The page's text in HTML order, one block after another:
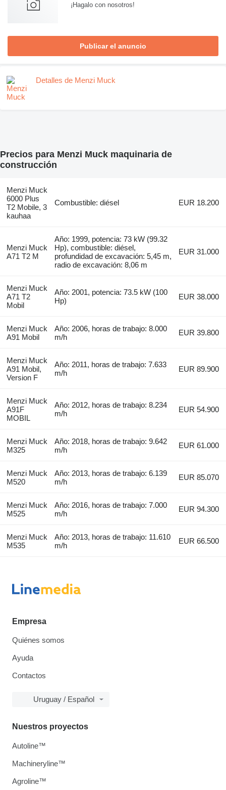
¡Hagalo con nosotros!
Publicar el anuncio
Detalles de Menzi Muck
Precios para Menzi Muck maquinaria de
construcción
Menzi Muck
6000 Plus
T2 Mobile, 3
kauhaa
Combustible: diésel EUR 18.200
Menzi Muck
A71 T2 M
Año: 1999, potencia: 73 kW (99.32
Hp), combustible: diésel,
profundidad de excavación: 5,45 m,
radio de excavación: 8,06 m
EUR 31.000
Menzi Muck
A71 T2
Mobil
Año: 2001, potencia: 73.5 kW (100
Hp)
EUR 38.000
Menzi Muck
A91 Mobil
Año: 2006, horas de trabajo: 8.000
m/h
EUR 39.800
Menzi Muck
A91 Mobil,
Version F
Año: 2011, horas de trabajo: 7.633
m/h
EUR 89.900
Menzi Muck
A91F
MOBIL
Año: 2012, horas de trabajo: 8.234
m/h
EUR 54.900
Menzi Muck
M325
Año: 2018, horas de trabajo: 9.642
m/h
EUR 61.000
Menzi Muck
M520
Año: 2013, horas de trabajo: 6.139
m/h
EUR 85.070
Menzi Muck
M525
Año: 2016, horas de trabajo: 7.000
m/h
EUR 94.300
Menzi Muck
M535
Año: 2013, horas de trabajo: 11.610
m/h
EUR 66.500
Empresa
Quiénes somos
Ayuda
Contactos
Uruguay / Español
Nuestros proyectos
Autoline™
Machineryline™
Agroline™